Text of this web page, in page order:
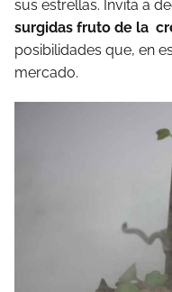
sus estrellas. Invita a
surgidas fruto de la
posibilidades que, en
mercado.